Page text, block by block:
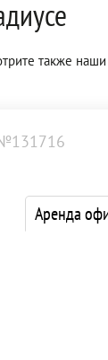
также
Аренда